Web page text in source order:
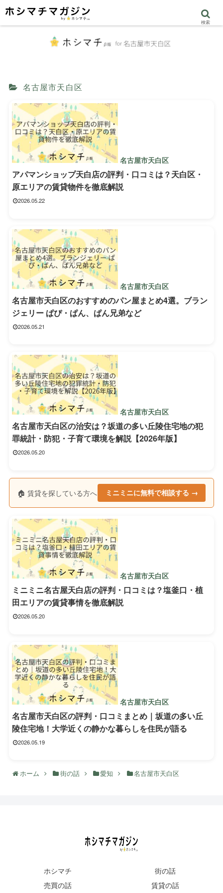
名古屋市天白区
名古屋市天白区
アパマンショップ天白店の評判・口コミは？天白区・
原エリアの賃貸物件を徹底解説
2026.05.22
名古屋市天白区
名古屋市天白区のおすすめのパン屋まとめ4選。ブラン
ジェリー ぱぴ・ぱん、ぱん兄弟など
2026.05.21
名古屋市天白区
名古屋市天白区の治安は？坂道の多い丘陵住宅地の犯
罪統計・防犯・子育て環境を解説【2026年版】
2026.05.20
🏠 賃貸を探している方へ ミニミニに無料で相談する →
名古屋市天白区
ミニミニ名古屋天白店の評判・口コミは？塩釜口・植
田エリアの賃貸事情を徹底解説
2026.05.20
名古屋市天白区
名古屋市天白区の評判・口コミまとめ｜坂道の多い丘
陵住宅地！大学近くの静かな暮らしを住民が語る
2026.05.19
ホーム 街の話 愛知 名古屋市天白区
ホシマチ
街の話
売買の話
賃貸の話
検索